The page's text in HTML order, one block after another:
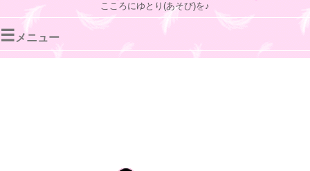
こころにゆとり(あそび)を♪
☰ メニュー